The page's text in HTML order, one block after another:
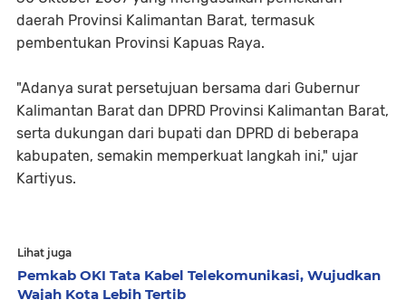
daerah Provinsi Kalimantan Barat, termasuk
pembentukan Provinsi Kapuas Raya.
"Adanya surat persetujuan bersama dari Gubernur
Kalimantan Barat dan DPRD Provinsi Kalimantan Barat,
serta dukungan dari bupati dan DPRD di beberapa
kabupaten, semakin memperkuat langkah ini," ujar
Kartiyus.
Lihat juga
Pemkab OKI Tata Kabel Telekomunikasi, Wujudkan
Wajah Kota Lebih Tertib